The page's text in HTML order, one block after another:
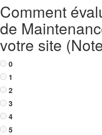
Comment
de
votre site
0
1
2
3
4
5